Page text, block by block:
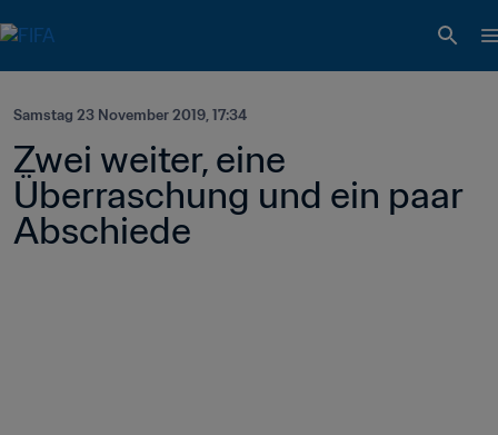
Samstag 23 November 2019, 17:34
Zwei weiter, eine
Überraschung und ein paar
Abschiede